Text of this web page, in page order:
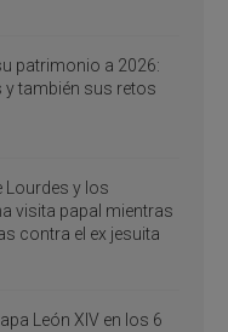
patrimonio a 2026:
también sus retos
Lourdes y los
visita papal mientras
contra el ex jesuita
León XIV en los 6